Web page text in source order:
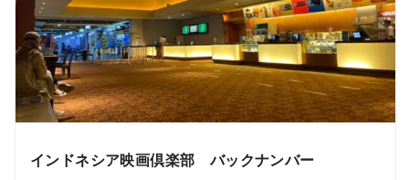
インドネシア映画倶楽部 バックナンバー